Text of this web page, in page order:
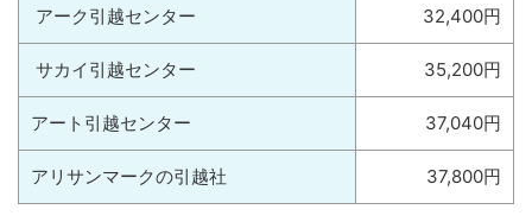
アーク引越センター 32,400円
サカイ引越センター 35,200円
アート引越センター 37,040円
アリサンマークの引越社 37,800円